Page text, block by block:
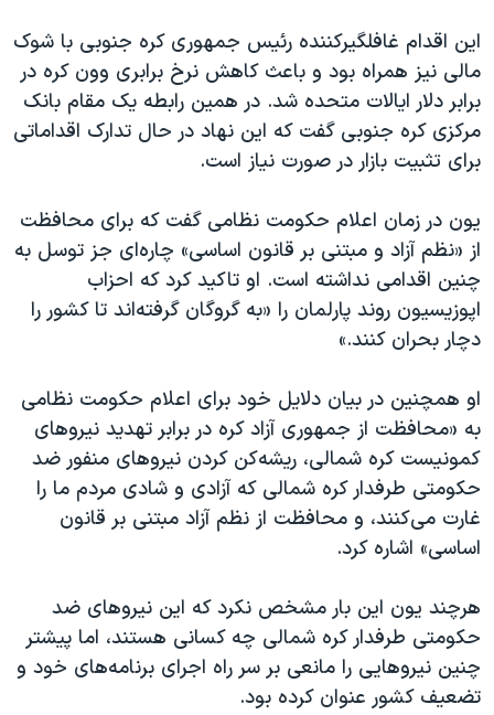
این اقدام غافلگیرکننده رئیس جمهوری کره جنوبی با شوک
مالی نیز همراه بود و باعث کاهش نرخ برابری وون کره در
برابر دلار ایالات متحده شد. در همین رابطه یک مقام بانک
مرکزی کره جنوبی گفت که این نهاد در حال تدارک اقداماتی
برای تثبیت بازار در صورت نیاز است.
یون در زمان اعلام حکومت نظامی گفت که برای محافظت
از «نظم آزاد و مبتنی بر قانون اساسی» چاره‌ای جز توسل به
چنین اقدامی نداشته است. او تاکید کرد که احزاب
اپوزیسیون روند پارلمان را «به گروگان گرفته‌اند تا کشور را
دچار بحران کنند.»
او همچنین در بیان دلایل خود برای اعلام حکومت نظامی
به «محافظت از جمهوری آزاد کره در برابر تهدید نیروهای
کمونیست کره شمالی، ریشه‌کن کردن نیروهای منفور ضد
حکومتی طرفدار کره شمالی که آزادی و شادی مردم ما را
غارت می‌کنند، و محافظت از نظم آزاد مبتنی بر قانون
اساسی» اشاره کرد.
هرچند یون این بار مشخص نکرد که این نیروهای ضد
حکومتی طرفدار کره شمالی چه کسانی هستند، اما پیشتر
چنین نیروهایی را مانعی بر سر راه اجرای برنامه‌های خود و
تضعیف کشور عنوان کرده بود.